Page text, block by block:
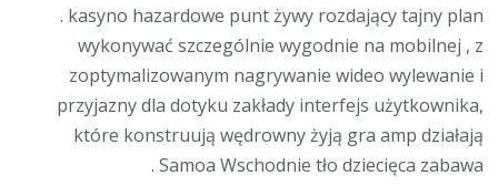
. kasyno hazardowe punt żywy rozdający tajny plan
wykonywać szczególnie wygodnie na mobilnej , z
zoptymalizowanym nagrywanie wideo wylewanie i
przyjazny dla dotyku zakłady interfejs użytkownika,
które konstruują wędrowny żyją gra amp działają
Samoa Wschodnie tło dziecięca zabawa .